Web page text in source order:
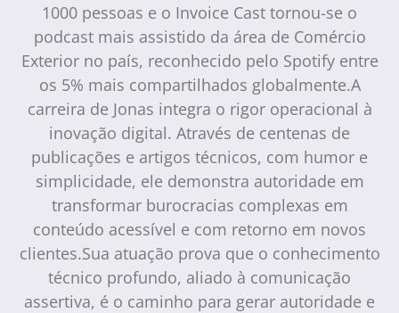
1000 pessoas e o Invoice Cast tornou-se o
podcast mais assistido da área de Comércio
Exterior no país, reconhecido pelo Spotify entre
os 5% mais compartilhados globalmente.A
carreira de Jonas integra o rigor operacional à
inovação digital. Através de centenas de
publicações e artigos técnicos, com humor e
simplicidade, ele demonstra autoridade em
transformar burocracias complexas em
conteúdo acessível e com retorno em novos
clientes.Sua atuação prova que o conhecimento
técnico profundo, aliado à comunicação
assertiva, é o caminho para gerar autoridade e